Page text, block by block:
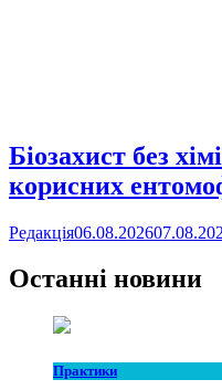
Біозахист без
корисних
Редакція06.08.2026
Останні новини
Практики